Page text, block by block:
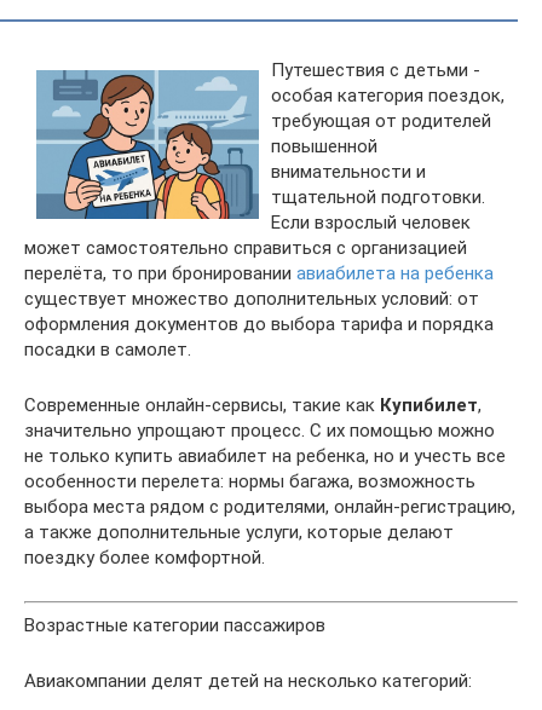
Путешествия с детьми -
особая категория поездок,
требующая от родителей
повышенной
внимательности и
тщательной подготовки.
Если взрослый человек
может самостоятельно справиться с организацией
перелёта, то при бронировании авиабилета на ребенка
существует множество дополнительных условий: от
оформления документов до выбора тарифа и порядка
посадки в самолет.
Современные онлайн-сервисы, такие как Купибилет,
значительно упрощают процесс. С их помощью можно
не только купить авиабилет на ребенка, но и учесть все
особенности перелета: нормы багажа, возможность
выбора места рядом с родителями, онлайн-регистрацию,
а также дополнительные услуги, которые делают
поездку более комфортной.
Возрастные категории пассажиров
Авиакомпании делят детей на несколько категорий: